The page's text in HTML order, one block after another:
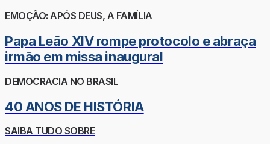
EMOÇÃO: APÓS DEUS, A FAMÍLIA
Papa Leão XIV rompe protocolo e abraça
irmão em missa inaugural
DEMOCRACIA NO BRASIL
40 ANOS DE HISTÓRIA
SAIBA TUDO SOBRE